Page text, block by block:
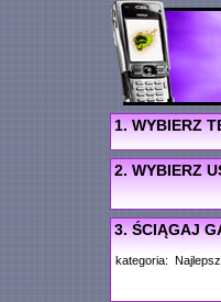
1. WYBIERZ
2. WYBIERZ
3. ŚCIĄGAJ
kategoria: